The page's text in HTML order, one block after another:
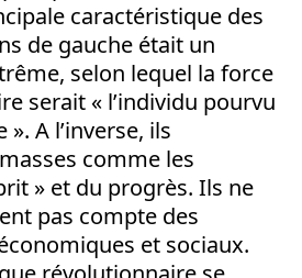
caractéristique des
de gauche était un
selon lequel la force
serait « l’individu pourvu
A l’inverse, ils
comme les
» et du progrès. Ils ne
pas compte des
et sociaux.